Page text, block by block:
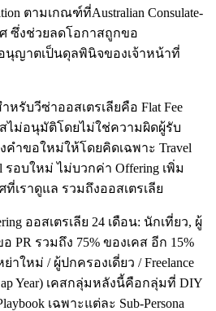
ตามเกณฑ์ที่Australian Consulate-
ศ ซึ่งช่วยลดโอกาสถูกขอ
อนุญาตเป็นดุลพินิจของเจ้าหน้าที่
รับวีซ่าออสเตรเลียคือ Flat Fee
ไม่อนุมัติโดยไม่ใช่ความผิดผู้รับ
คำขอใหม่ให้โดยคิดเฉพาะ Travel
รอบใหม่ ไม่บวกค่า Offering เพิ่ม
เราดูแล รวมถึงออสเตรเลีย
ออสเตรเลีย 24 เดือน: นักเที่ยว, ผู้
อ PR รวมถึง 75% ของเคส อีก 15%
ย่าใหม่ / ผู้ปกครองเดี่ยว / Freelance
Year) เคสกลุ่มหลังนี้คือกลุ่มที่ DIY
เฉพาะแต่ละ Sub-Persona